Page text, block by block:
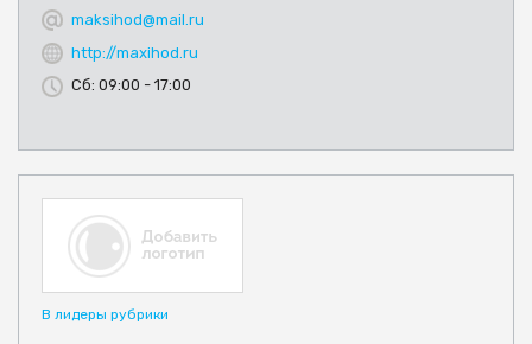
maksihod@mail.ru
http://maxihod.ru
Сб: 09:00 - 17:00
В лидеры рубрики